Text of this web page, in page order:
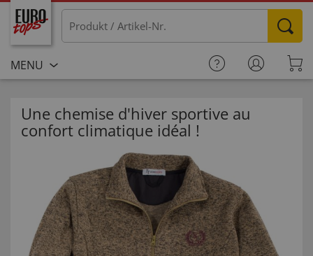
MENU
Une chemise d'hiver sportive au
confort climatique idéal !